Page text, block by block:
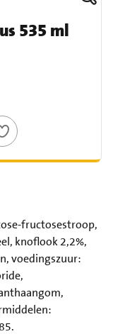
535 ml
fructosestroop,
knoflook 2,2%,
voedingszuur: